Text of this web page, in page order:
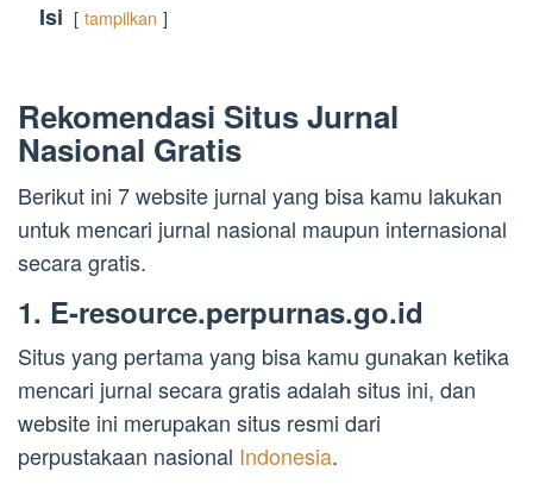
Isi tampilkan
Rekomendasi Situs Jurnal
Nasional Gratis
Berikut ini 7 website jurnal yang bisa kamu lakukan
untuk mencari jurnal nasional maupun internasional
secara gratis.
1. E-resource.perpurnas.go.id
Situs yang pertama yang bisa kamu gunakan ketika
mencari jurnal secara gratis adalah situs ini, dan
website ini merupakan situs resmi dari
perpustakaan nasional Indonesia.